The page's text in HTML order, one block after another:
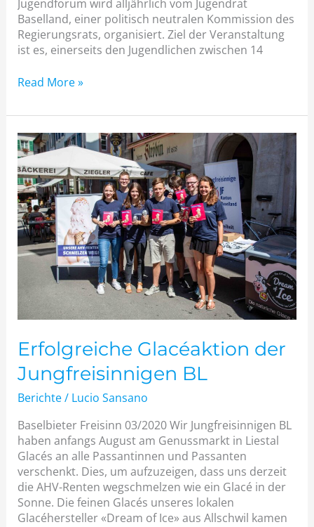
Jugendforum wird alljährlich vom Jugendrat
Baselland, einer politisch neutralen Kommission des
Regierungsrats, organisiert. Ziel der Veranstaltung
ist es, einerseits den Jugendlichen zwischen 14
Read More »
Erfolgreiche Glacéaktion der
Jungfreisinnigen BL
Berichte/ Lucio Sansano
Baselbieter Freisinn 03/2020 Wir Jungfreisinnigen BL
haben anfangs August am Genussmarkt in Liestal
Glacés an alle Passantinnen und Passanten
verschenkt. Dies, um aufzuzeigen, dass uns derzeit
die AHV-Renten wegschmelzen wie ein Glacé in der
Sonne. Die feinen Glacés unseres lokalen
Glacéhersteller «Dream of Ice» aus Allschwil kamen
Erfolgreiche
Glacéaktion
der
Jungfreisinnigen
BL